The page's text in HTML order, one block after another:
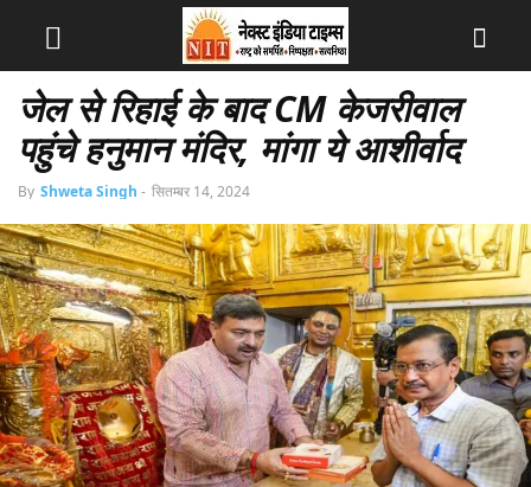
जेल से रिहाई के बाद CM केजरीवाल
पहुंचे हनुमान मंदिर, मांगा ये आशीर्वाद
By Shweta Singh - सितम्बर 14, 2024